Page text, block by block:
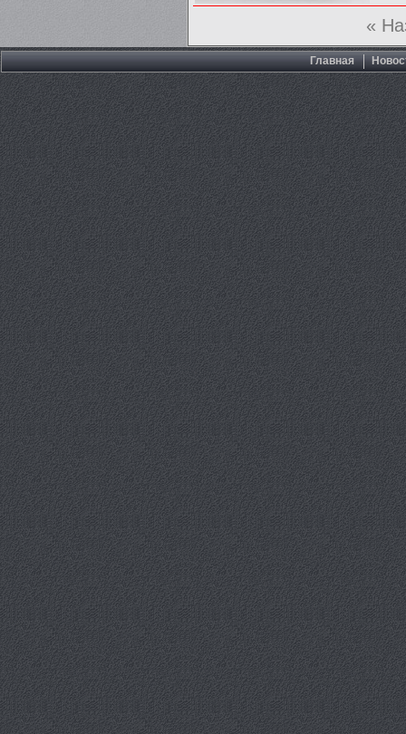
«
Главная